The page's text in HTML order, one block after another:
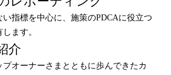
指標を中心に、施策のPDCAに役立つ
ます。
介
オーナーさまとともに歩んできたカ